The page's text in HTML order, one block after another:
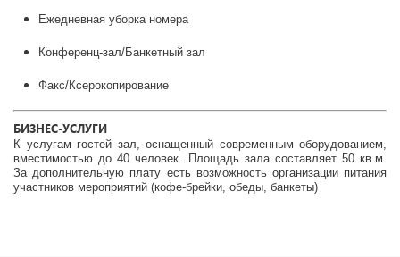
Ежедневная уборка номера
Конференц-зал/Банкетный зал
Факс/Ксерокопирование
БИЗНЕС-УСЛУГИ
К услугам гостей зал, оснащенный современным оборудованием,
вместимостью до 40 человек. Площадь зала составляет 50 кв.м.
За дополнительную плату есть возможность организации питания
участников мероприятий (кофе-брейки, обеды, банкеты)